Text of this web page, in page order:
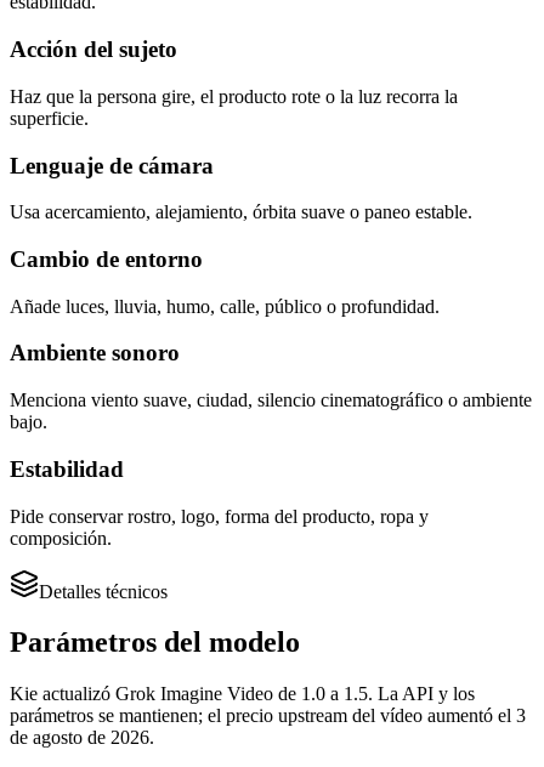
Acción del sujeto
Haz que la persona gire, el producto rote o la luz recorra la
superficie.
Lenguaje de cámara
Usa acercamiento, alejamiento, órbita suave o paneo estable.
Cambio de entorno
Añade luces, lluvia, humo, calle, público o profundidad.
Ambiente sonoro
Menciona viento suave, ciudad, silencio cinematográfico o ambiente
bajo.
Estabilidad
Pide conservar rostro, logo, forma del producto, ropa y
composición.
Detalles técnicos
Parámetros del modelo
Kie actualizó Grok Imagine Video de 1.0 a 1.5. La API y los
parámetros se mantienen; el precio upstream del vídeo aumentó el 3
de agosto de 2026.